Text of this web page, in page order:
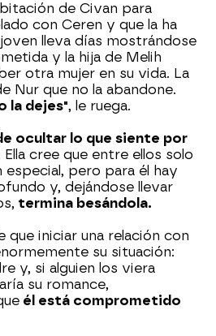
de Civan para
con Ceren y que la ha
lleva días mostrándose
y la hija de Melih
otra mujer en su vida. La
Nur que no la abandone.
la dejes", le ruega.
ocultar lo que siente por
cree que entre ellos solo
pero para él hay
y, dejándose llevar
termina besándola.
que iniciar una relación con
su situación:
y, si alguien los viera
su romance,
él está comprometido